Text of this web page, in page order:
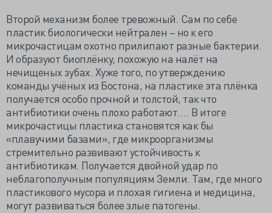
Второй механизм более тревожный. Сам по себе
пластик биологически нейтрален – но к его
микрочастицам охотно прилипают разные бактерии.
И образуют биоплёнку, похожую на налёт на
нечищеных зубах. Хуже того, по утверждению
команды учёных из Бостона, на пластике эта плёнка
получается особо прочной и толстой, так что
антибиотики очень плохо работают…. В итоге
микрочастицы пластика становятся как бы
«плавучими базами», где микроорганизмы
стремительно развивают устойчивость к
антибиотикам. Получается двойной удар по
неблагополучным популяциям Земли. Там, где много
пластикового мусора и плохая гигиена и медицина,
могут развиваться более злые патогены.